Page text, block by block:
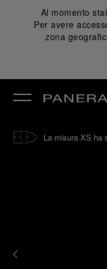
Al momento
Per avere
zona
La misura XS ha